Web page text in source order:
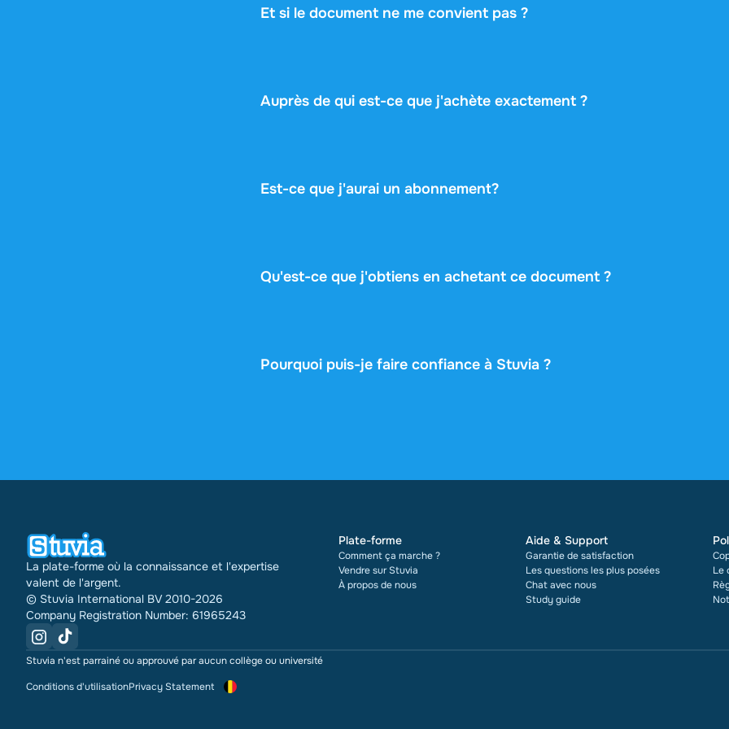
Et si le document ne me convient pas ?
Auprès de qui est-ce que j'achète exactement ?
Est-ce que j'aurai un abonnement?
Qu'est-ce que j'obtiens en achetant ce document ?
Pourquoi puis-je faire confiance à Stuvia ?
La plate-forme où la connaissance et l'expertise
valent de l'argent.
© Stuvia International BV 2010-2026
Company Registration Number: 61965243
Plate-forme
Comment ça marche ?
Vendre sur Stuvia
À propos de nous
Aide & Support
Garantie de satisfaction
Les questions les plus posées
Chat avec nous
Study guide
Le
Stuvia n'est parrainé ou approuvé par aucun collège ou université
Conditions d'utilisationPrivacy Statement